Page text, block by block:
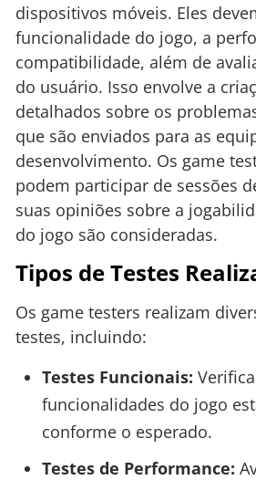
dispositivos móveis. Eles
funcionalidade do jogo, a
compatibilidade, além de
do usuário. Isso envolve a
detalhados sobre os
que são enviados para as
desenvolvimento. Os game
podem participar de sessões
suas opiniões sobre a
do jogo são consideradas.
Tipos de Testes
Os game testers realizam
testes, incluindo:
Testes Funcionais:
funcionalidades do jogo
conforme o esperado.
Testes de Performance: